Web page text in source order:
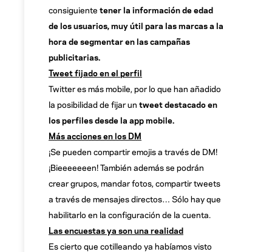
consiguiente tener la información de edad
de los usuarios, muy útil para las marcas a la
hora de segmentar en las campañas
publicitarias.
Tweet fijado en el perfil
Twitter es más mobile, por lo que han añadido
la posibilidad de fijar un tweet destacado en
los perfiles desde la app mobile.
Más acciones en los DM
¡Se pueden compartir emojis a través de DM!
¡Bieeeeeeen! También además se podrán
crear grupos, mandar fotos, compartir tweets
a través de mensajes directos… Sólo hay que
habilitarlo en la configuración de la cuenta.
Las encuestas ya son una realidad
Es cierto que cotilleando ya habíamos visto